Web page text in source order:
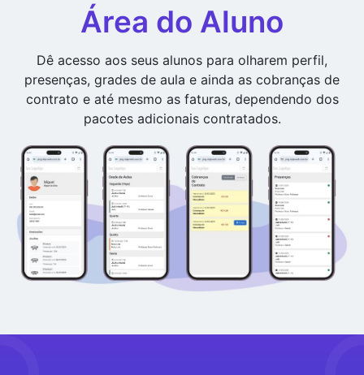
Área do Aluno
Dê acesso aos seus alunos para olharem perfil,
presenças, grades de aula e ainda as cobranças de
contrato e até mesmo as faturas, dependendo dos
pacotes adicionais contratados.